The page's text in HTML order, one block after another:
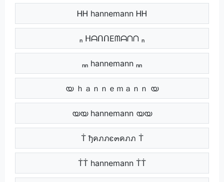
ᎻᎻ hannemann ᎻᎻ
ₙ ᕼᗩᑎᑎEᗰᗩᑎᑎ ₙ
ₙₙ hannemann ₙₙ
യ ｈａｎｎｅｍａｎｎ യ
യയ hannemann യയ
Ṫ ђคภภє๓คภภ Ṫ
ṪṪ hannemann ṪṪ